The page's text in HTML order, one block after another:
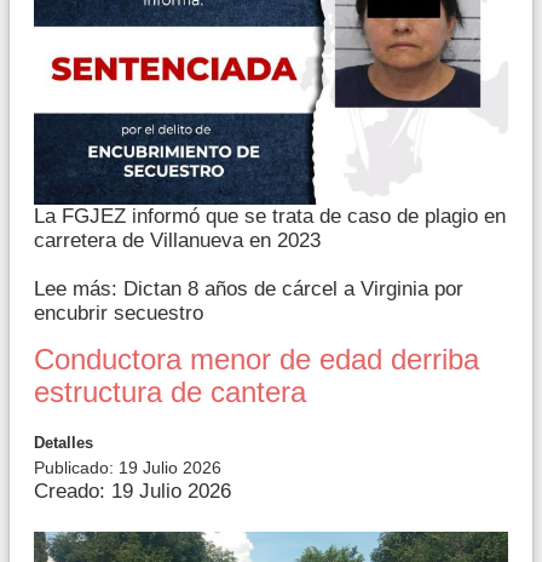
La FGJEZ informó que se trata de caso de plagio en
carretera de Villanueva en 2023
Lee más: Dictan 8 años de cárcel a Virginia por
encubrir secuestro
Conductora menor de edad derriba
estructura de cantera
Detalles
Publicado: 19 Julio 2026
Creado: 19 Julio 2026